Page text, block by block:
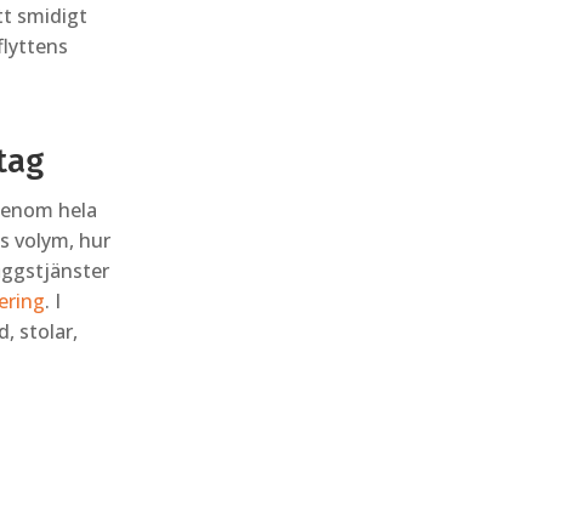
smidigt
hela
volym, hur
. I
stolar,